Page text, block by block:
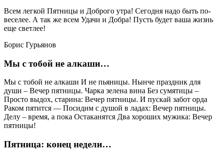
Всем легкой Пятницы и Доброго утра! Сегодня надо быть по-
веселее. А так же всем Удачи и Добра! Пусть будет ваша жизнь
еще светлее!
Борис Гурьянов
Мы с тобой не алкаши…
Мы с тобой не алкаши И не пьяницы. Нынче праздник для
души – Вечер пятницы. Чарка зелена вина Без сумятицы –
Просто выдох, старина: Вечер пятницы. И пускай забот орда
Раком пятится — Посидим с душой в ладах: Вечер пятницы.
Делу – время, а пока Остаканятся Два хороших мужика: Вечер
пятницы!
Пятница: конец недели…